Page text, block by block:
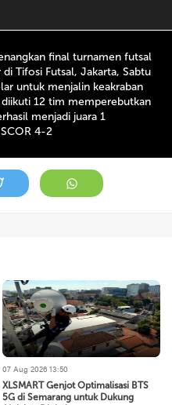
final turnamen futsal
Tifosi Futsal, Jakarta, Sabtu
untuk menjalin keakraban
12 tim memperebutkan
menjadi juara 1
4-2
07 Aug 2026 13:50
XLSMART Genjot Optimalisasi BTS
5G di Semarang untuk Dukung